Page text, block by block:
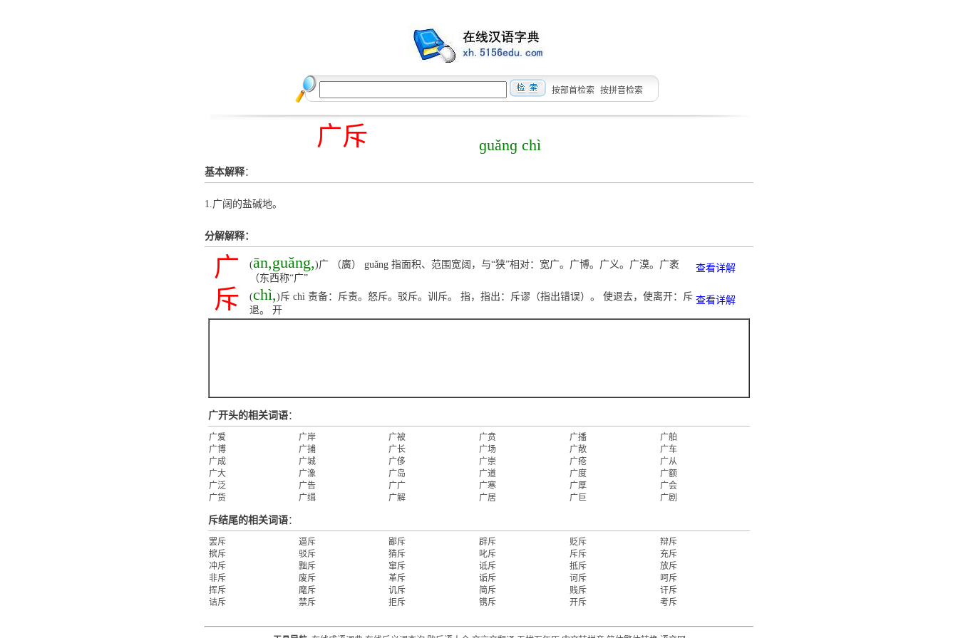
按部首检索 按拼音检索
广斥 ɡuǎnɡ chì
基本解释：
1.广阔的盐碱地。
分解解释：
广 (ān,guǎng,)广 （廣） guǎng 指面积、范围宽阔，与“狭”相对：宽广。广博。广义。广漠。广袤
（东西称“广”
查看详解
斥 (chì,)斥 chì 责备：斥责。怒斥。驳斥。训斥。 指，指出：斥谬（指出错误）。 使退去，使离开：斥
退。 开
查看详解
广开头的相关词语：
广爱 广岸 广被 广贲 广播
广舶
广博
广捕 广长 广场 广敞
广车
广成
广城 广侈 广崇 广疮
广从
广大
广潒 广岛 广道 广度
广额
广泛
广告 广广 广寒 广厚
广会
广货
广缉 广解 广居 广巨 广剧
斥结尾的相关词语：
罢斥 逼斥 鄙斥 辟斥 贬斥
辩斥
摈斥
驳斥 猜斥 叱斥 斥斥
充斥
冲斥
黜斥 窜斥 诋斥 抵斥
放斥
非斥
废斥 革斥 诟斥 诃斥
呵斥
挥斥
麾斥 讥斥 简斥 贱斥
讦斥
诘斥
禁斥 拒斥 镌斥 开斥 考斥